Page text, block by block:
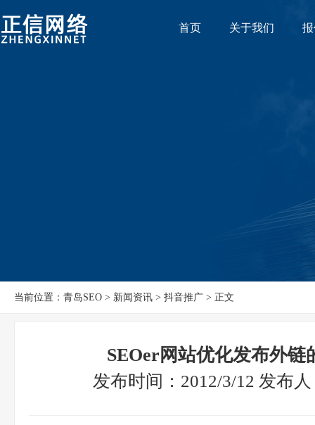
首页 关于我们
当前位置：青岛SEO > 新闻资讯 > 抖音推广 > 正文
SEOer网站优化发布外链
发布时间：2012/3/12 发布